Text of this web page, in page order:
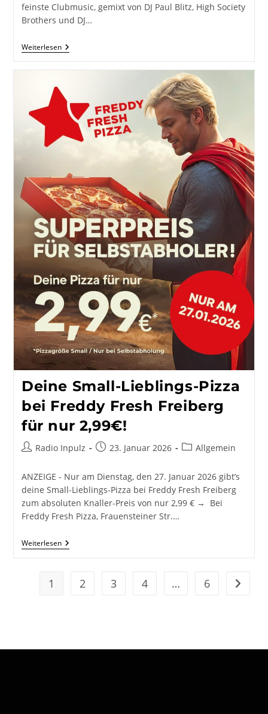
feinste Clubmusic, gemixt von DJ Paul Blitz, High Society
Brothers und DJ…
WeiterlesenInPulz
ClubBeatz
Freiberg
Am
Sa,
28.03.26
(Ausverkauft)
Deine Small-Lieblings-Pizza
bei Freddy Fresh Freiberg
für nur 2,99€!
Beitrags-
Radio Inpulz
Beitrag23. Januar 2026
Beitrags-
Allgemein
ANZEIGE - Nur am Dienstag, den 27. Januar 2026 gibt’s
deine Small-Lieblings-Pizza bei Freddy Fresh Freiberg
zum absoluten Knaller-Preis von nur 2,99 € → Bei
Freddy Fresh Pizza, Frauensteiner Str.…
WeiterlesenDeine
Small-
Freddy
1 2 3 4 … 6 Zur